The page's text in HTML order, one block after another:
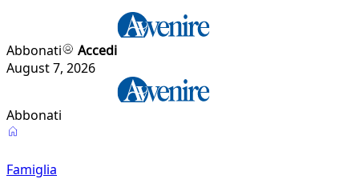
Abbonati
Accedi
August 7, 2026
Abbonati
Famiglia